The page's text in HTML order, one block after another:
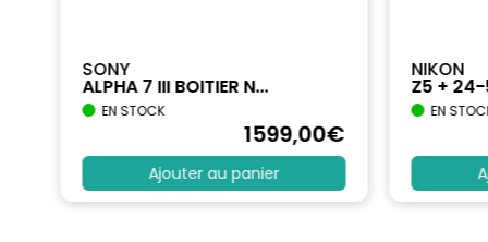
SONY
ALPHA 7 III BOITIER N...
EN STOCK
1599,00€
Ajouter au panier
NIKON
Z5 +
EN